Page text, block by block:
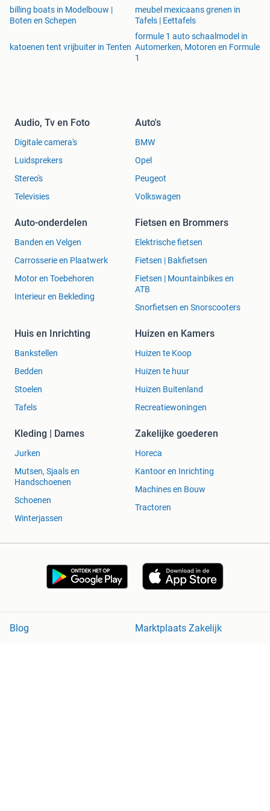
billing boats in Modelbouw |
Boten en Schepen
meubel mexicaans grenen in
Tafels | Eettafels
katoenen tent vrijbuiter in Tenten
formule 1 auto schaalmodel in
Automerken, Motoren en Formule
1
Audio, Tv en Foto
Digitale camera's
Luidsprekers
Stereo's
Televisies
Auto's
BMW
Opel
Peugeot
Volkswagen
Auto-onderdelen
Banden en Velgen
Carrosserie en Plaatwerk
Motor en Toebehoren
Interieur en Bekleding
Fietsen en Brommers
Elektrische fietsen
Fietsen | Bakfietsen
Fietsen | Mountainbikes en
ATB
Snorfietsen en Snorscooters
Huis en Inrichting
Bankstellen
Bedden
Stoelen
Tafels
Huizen en Kamers
Huizen te Koop
Huizen te huur
Huizen Buitenland
Recreatiewoningen
Kleding | Dames
Jurken
Mutsen, Sjaals en
Handschoenen
Schoenen
Winterjassen
Zakelijke goederen
Horeca
Kantoor en Inrichting
Machines en Bouw
Tractoren
Blog
Marktplaats Zakelijk